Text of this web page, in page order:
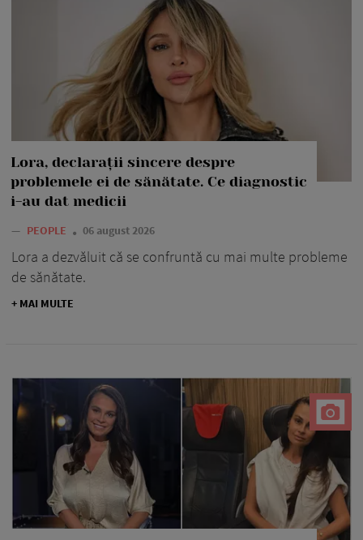
Lora, declarații sincere despre
problemele ei de sănătate. Ce diagnostic
i-au dat medicii
— PEOPLE 06 august 2026
Lora a dezvăluit că se confruntă cu mai multe probleme
de sănătate.
+ MAI MULTE